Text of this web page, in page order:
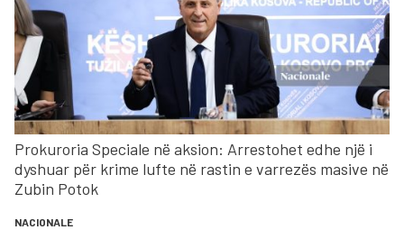
Prokuroria Speciale në aksion: Arrestohet edhe një i
dyshuar për krime lufte në rastin e varrezës masive në
Zubin Potok
NACIONALE